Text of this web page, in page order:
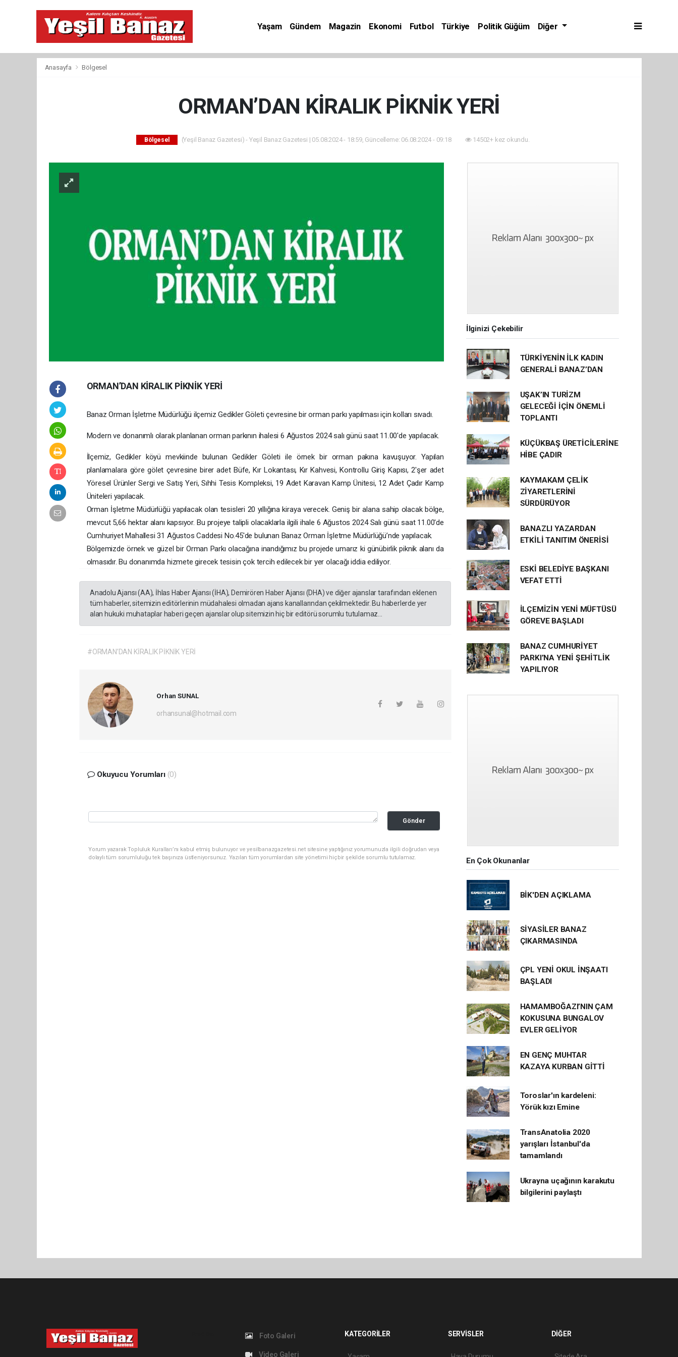
Yaşam Gündem Magazin Ekonomi Futbol Türkiye Politik Güğüm Diğer
Anasayfa Bölgesel
ORMAN’DAN KİRALIK PİKNİK YERİ
Bölgesel (Yeşil Banaz Gazetesi) - Yeşil Banaz Gazetesi | 05.08.2024 - 18:59, Güncelleme: 06.08.2024 - 09:18 14502+ kez okundu.
ORMAN’DAN KİRALIK PİKNİK YERİ
Banaz Orman İşletme Müdürlüğü ilçemiz Gedikler Göleti çevresine bir orman parkı yapılması için kolları sıvadı.
Modern ve donanımlı olarak planlanan orman parkının ihalesi 6 Ağustos 2024 salı günü saat 11.00'de yapılacak.
İlçemiz, Gedikler köyü mevkiinde bulunan Gedikler Göleti ile örnek bir orman pakına kavuşuyor. Yapılan
planlamalara göre gölet çevresine birer adet Büfe, Kır Lokantası, Kır Kahvesi, Kontrollu Giriş Kapısı, 2'şer adet
Yöresel Ürünler Sergi ve Satış Yeri, Sıhhi Tesis Kompleksi, 19 Adet Karavan Kamp Ünitesi, 12 Adet Çadır Kamp
Üniteleri yapılacak.
Orman İşletme Müdürlüğü yapılacak olan tesisleri 20 yıllığına kiraya verecek. Geniş bir alana sahip olacak bölge,
mevcut 5,66 hektar alanı kapsıyor. Bu projeye talipli olacaklarla ilgili ihale 6 Ağustos 2024 Salı günü saat 11.00'de
Cumhuriyet Mahallesi 31 Ağustos Caddesi No.45'de bulunan Banaz Orman İşletme Müdürlüğü’nde yapılacak.
Bölgemizde örnek ve güzel bir Orman Parkı olacağına inandığımız bu projede umarız ki günübirlik piknik alanı da
olmasıdır. Bu donanımda hizmete girecek tesisin çok tercih edilecek bir yer olacağı iddia ediliyor.
Anadolu Ajansı (AA), İhlas Haber Ajansı (İHA), Demirören Haber Ajansı (DHA) ve diğer ajanslar tarafından eklenen
tüm haberler, sitemizin editörlerinin müdahalesi olmadan ajans kanallarından çekilmektedir. Bu haberlerde yer
alan hukuki muhataplar haberi geçen ajanslar olup sitemizin hiç bir editörü sorumlu tutulamaz...
#ORMAN’DAN KİRALIK PİKNİK YERİ
Orhan SUNAL
orhansunal@hotmail.com
Okuyucu Yorumları (0)
Gönder
Yorum yazarak Topluluk Kuralları’nı kabul etmiş bulunuyor ve yesilbanazgazetesi.net sitesine yaptığınız yorumunuzla ilgili doğrudan veya
dolaylı tüm sorumluluğu tek başınıza üstleniyorsunuz. Yazılan tüm yorumlardan site yönetimi hiçbir şekilde sorumlu tutulamaz.
İlginizi Çekebilir
TÜRKİYENİN İLK KADIN
GENERALİ BANAZ’DAN
UŞAK’IN TURİZM
GELECEĞİ İÇİN ÖNEMLİ
TOPLANTI
KÜÇÜKBAŞ ÜRETİCİLERİNE
HİBE ÇADIR
KAYMAKAM ÇELİK
ZİYARETLERİNİ
SÜRDÜRÜYOR
BANAZLI YAZARDAN
ETKİLİ TANITIM ÖNERİSİ
ESKİ BELEDİYE BAŞKANI
VEFAT ETTİ
İLÇEMİZİN YENİ MÜFTÜSÜ
GÖREVE BAŞLADI
BANAZ CUMHURİYET
PARKI’NA YENİ ŞEHİTLİK
YAPILIYOR
En Çok Okunanlar
BİK'DEN AÇIKLAMA
SİYASİLER BANAZ
ÇIKARMASINDA
ÇPL YENİ OKUL İNŞAATI
BAŞLADI
HAMAMBOĞAZI’NIN ÇAM
KOKUSUNA BUNGALOV
EVLER GELİYOR
EN GENÇ MUHTAR
KAZAYA KURBAN GİTTİ
Toroslar'ın kardeleni:
Yörük kızı Emine
TransAnatolia 2020
yarışları İstanbul'da
tamamlandı
Ukrayna uçağının karakutu
bilgilerini paylaştı
Foto Galeri
Video Galeri
KATEGORİLER SERVİSLER DİĞER